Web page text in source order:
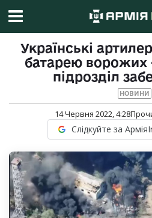
Українські
батарею ворожих
підрозділ
НОВИНИ
14 Червня 2022, 4:28
Слідкуйте за